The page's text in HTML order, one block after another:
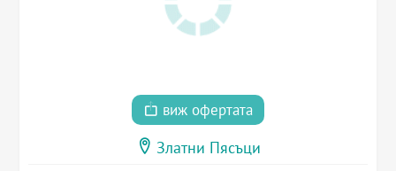
виж офертата
Златни Пясъци